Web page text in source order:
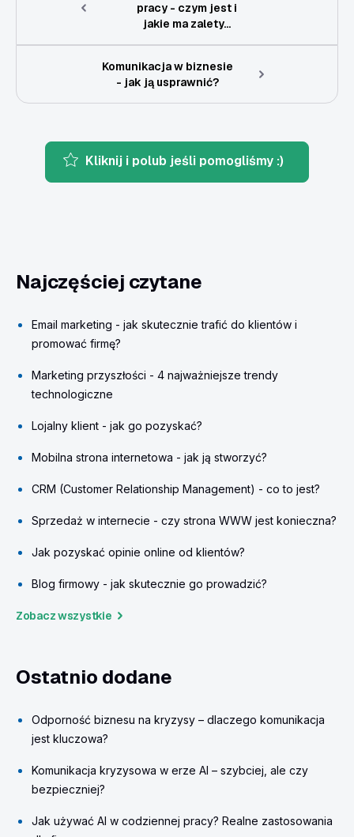
pracy - czym jest i
jakie ma zalety...
Komunikacja w biznesie
- jak ją usprawnić?
Kliknij i polub jeśli pomogliśmy :)
Najczęściej czytane
Email marketing - jak skutecznie trafić do klientów i
promować firmę?
Marketing przyszłości - 4 najważniejsze trendy
technologiczne
Lojalny klient - jak go pozyskać?
Mobilna strona internetowa - jak ją stworzyć?
CRM (Customer Relationship Management) - co to jest?
Sprzedaż w internecie - czy strona WWW jest konieczna?
Jak pozyskać opinie online od klientów?
Blog firmowy - jak skutecznie go prowadzić?
Zobacz wszystkie
Ostatnio dodane
Odporność biznesu na kryzysy – dlaczego komunikacja
jest kluczowa?
Komunikacja kryzysowa w erze AI – szybciej, ale czy
bezpieczniej?
Jak używać AI w codziennej pracy? Realne zastosowania